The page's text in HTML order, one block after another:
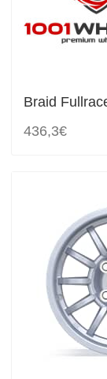
Braid
436,3€